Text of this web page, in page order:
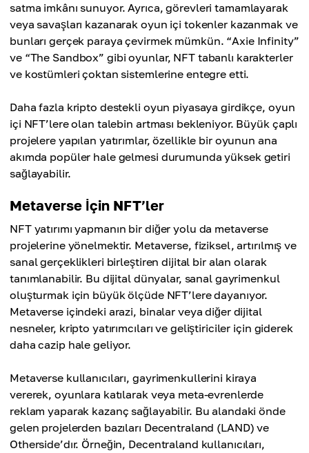
satma imkânı sunuyor. Ayrıca, görevleri tamamlayarak
veya savaşları kazanarak oyun içi tokenler kazanmak ve
bunları gerçek paraya çevirmek mümkün. “Axie Infinity”
ve “The Sandbox” gibi oyunlar, NFT tabanlı karakterler
ve kostümleri çoktan sistemlerine entegre etti.
Daha fazla kripto destekli oyun piyasaya girdikçe, oyun
içi NFT’lere olan talebin artması bekleniyor. Büyük çaplı
projelere yapılan yatırımlar, özellikle bir oyunun ana
akımda popüler hale gelmesi durumunda yüksek getiri
sağlayabilir.
Metaverse İçin NFT’ler
NFT yatırımı yapmanın bir diğer yolu da metaverse
projelerine yönelmektir. Metaverse, fiziksel, artırılmış ve
sanal gerçeklikleri birleştiren dijital bir alan olarak
tanımlanabilir. Bu dijital dünyalar, sanal gayrimenkul
oluşturmak için büyük ölçüde NFT’lere dayanıyor.
Metaverse içindeki arazi, binalar veya diğer dijital
nesneler, kripto yatırımcıları ve geliştiriciler için giderek
daha cazip hale geliyor.
Metaverse kullanıcıları, gayrimenkullerini kiraya
vererek, oyunlara katılarak veya meta-evrenlerde
reklam yaparak kazanç sağlayabilir. Bu alandaki önde
gelen projelerden bazıları Decentraland (LAND) ve
Otherside’dır. Örneğin, Decentraland kullanıcıları,